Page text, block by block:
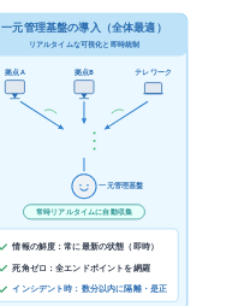
一元管理基盤の導入（全体最適）
リアルタイムな可視化と即時統制
拠点A 拠点B テレワーク
一元管理基盤
常時リアルタイムに自動収集
情報の鮮度：常に最新の状態（即時）
死角ゼロ：全エンドポイントを網羅
インシデント時：数分以内に隔離・是正